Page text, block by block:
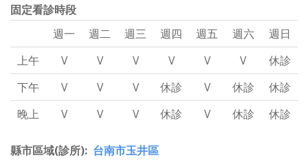
固定看診時段
週一
週二 週三 週四 週五 週六
週日
上午
V V V V V V
休診
下午
V V V 休診 V 休診
休診
晚上
V V V 休診 V 休診 休診
縣市區域(診所) 台南市玉井區